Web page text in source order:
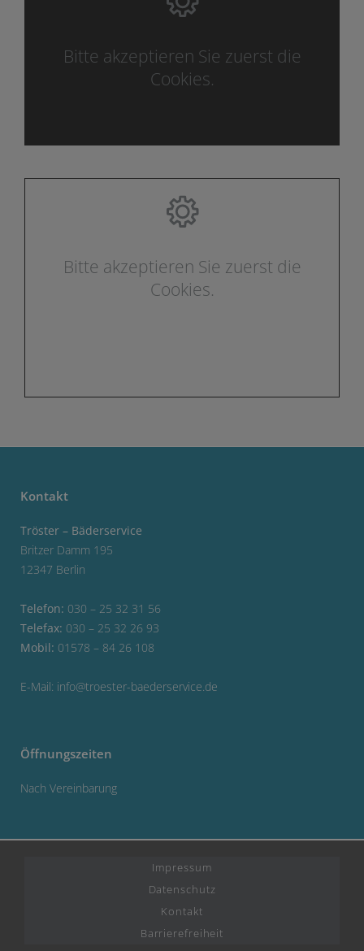
Bitte akzeptieren Sie zuerst die
Cookies.
Bitte akzeptieren Sie zuerst die
Cookies.
Kontakt
Tröster – Bäderservice
Britzer Damm 195
12347 Berlin
Telefon: 030 – 25 32 31 56
Telefax: 030 – 25 32 26 93
Mobil: 01578 – 84 26 108
E-Mail: info@troester-baederservice.de
Öffnungszeiten
Nach Vereinbarung
Impressum
Datenschutz
Kontakt
Barrierefreiheit